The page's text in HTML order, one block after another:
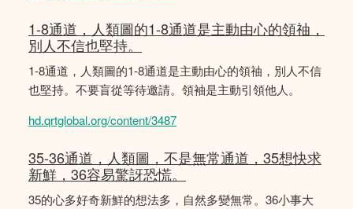
1-8通道，人類圖的1-8通道是主動由心的領䄂，
別人不信也堅持。
1-8通道，人類圖的1-8通道是主動由心的領䄂，別人不信
也堅持。不要盲從等待邀請。領袖是主動引領他人。
hd.qrtglobal.org/content/3487
35-36通道，人類圖，不是無常通道，35想快求
新鮮，36容易驚訝恐慌。
35的心多好奇新鮮的想法多，自然多變無常。36小事大